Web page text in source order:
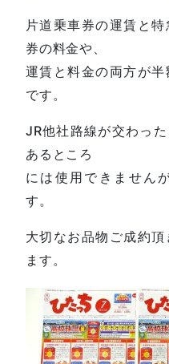
片道乗車券の運賃と
券の料金や、
運賃と料金の両方が
です。
JR他社路線が交わっ
あるところ
には使用できません
す。
大切なお品物ご成約
ます。